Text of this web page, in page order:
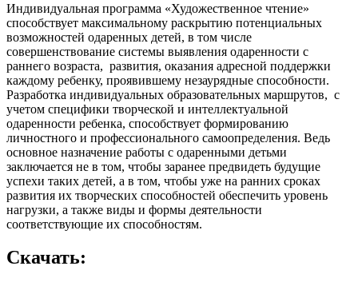
Индивидуальная программа «Художественное чтение»
способствует максимальному раскрытию потенциальных
возможностей одаренных детей, в том числе
совершенствование системы выявления одаренности с
раннего возраста, развития, оказания адресной поддержки
каждому ребенку, проявившему незаурядные способности.
Разработка индивидуальных образовательных маршрутов, с
учетом специфики творческой и интеллектуальной
одаренности ребенка, способствует формированию
личностного и профессионального самоопределения. Ведь
основное назначение работы с одаренными детьми
заключается не в том, чтобы заранее предвидеть будущие
успехи таких детей, а в том, чтобы уже на ранних сроках
развития их творческих способностей обеспечить уровень
нагрузки, а также виды и формы деятельности
соответствующие их способностям.
Скачать: